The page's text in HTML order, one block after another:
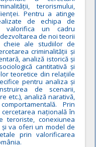
terorismului,
Pentru a atinge
de echipa de
valorifica un cadru
de noi teorii
cheie ale studiilor de
criminalității și
analiză istorică și
cantitativă și
teoretice din relațiile
pentru analiza și
de scenarii,
etc.), analiză narativă,
Prin
națională în
teroriste, conexiunea
va oferi un model de
prin valorificarea